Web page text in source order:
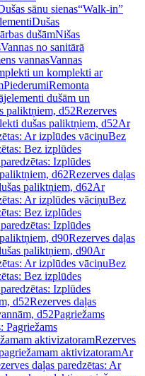
sānu sienas“Walk-in”
Dušas
dušāmNišas
Vannas no sanitārā
vannasVannas
un komplekti ar
PiederumiRemonta
dušām un
paliktņiem, d52Rezerves
dušas paliktņiem, d52Ar
Ar izplūdes vāciņuBez
Bez izplūdes
Izplūdes
d62Rezerves daļas
paliktņiem, d62Ar
Ar izplūdes vāciņuBez
Bez izplūdes
Izplūdes
d90Rezerves daļas
paliktņiem, d90Ar
Ar izplūdes vāciņuBez
Bez izplūdes
Izplūdes
d52Rezerves daļas
d52Pagriežams
Pagriežams
aktivizatoramRezerves
aktivizatoramAr
daļas paredzētas: Ar